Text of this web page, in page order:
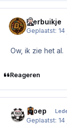
Bierbuikje
Geplaatst:
Ow, ik zie het al.
Reageren
Kloep
Geplaatst: